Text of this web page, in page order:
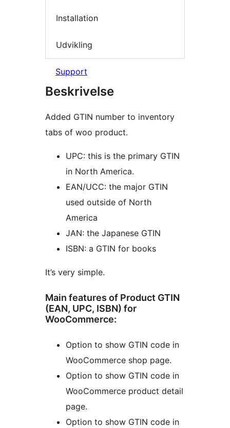
Installation
Udvikling
Support
Beskrivelse
Added GTIN number to inventory
tabs of woo product.
UPC: this is the primary GTIN
in North America.
EAN/UCC: the major GTIN
used outside of North
America
JAN: the Japanese GTIN
ISBN: a GTIN for books
It’s very simple.
Main features of Product GTIN
(EAN, UPC, ISBN) for
WooCommerce:
Option to show GTIN code in
WooCommerce shop page.
Option to show GTIN code in
WooCommerce product detail
page.
Option to show GTIN code in